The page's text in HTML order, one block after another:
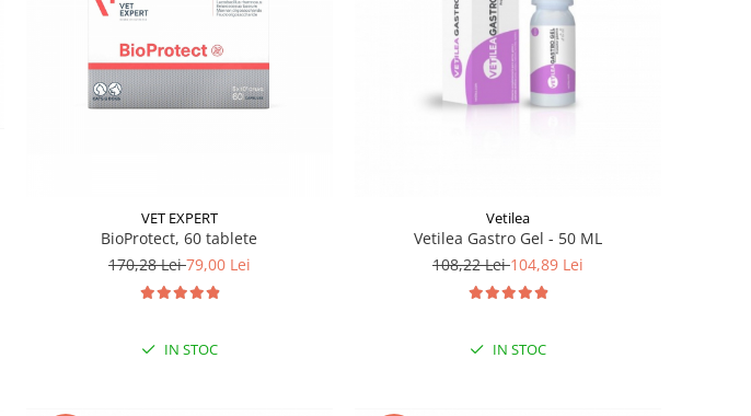
VET EXPERT
BioProtect, 60 tablete
170,28 Lei79,00 Lei
IN STOC
Vetilea
Vetilea Gastro Gel - 50 ML
108,22 Lei104,89 Lei
IN STOC